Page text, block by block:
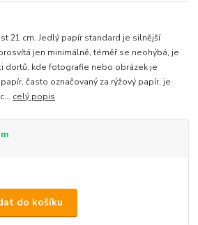
21 cm. Jedlý papír standard je silnější
jen minimálně, téměř se neohýbá, je
dortů, kde fotografie nebo obrázek je
často označovaný za rýžový papír, je
celý popis
do košíku